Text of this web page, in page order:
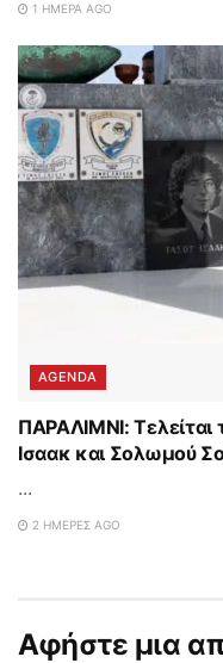
1 ΗΜΈΡΑ AGO
AGENDA
ΠΑΡΑΛΙΜΝΙ:
Ισαακ και Σολωμού
...
2 ΗΜΈΡΕΣ AGO
Αφήστε μια